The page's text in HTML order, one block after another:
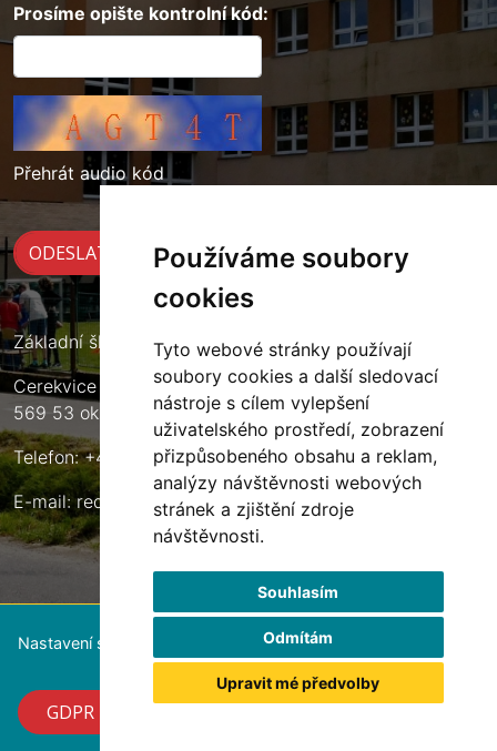
Používáme soubory
cookies
Tyto webové stránky používají
soubory cookies a další sledovací
nástroje s cílem vylepšení
uživatelského prostředí, zobrazení
přizpůsobeného obsahu a reklam,
analýzy návštěvnosti webových
stránek a zjištění zdroje
návštěvnosti.
Souhlasím
Odmítám
Upravit mé předvolby
Prosíme opište kontrolní kód:
Přehrát audio kód
Základní škola Cerekvice nad Loučnou
Cerekvice nad Loučnou 135
569 53 okres Svitavy
Telefon: +420 461 633 140
E-mail:reditel@zscerekvice.cz
Nastavení souborů cookie
GDPR